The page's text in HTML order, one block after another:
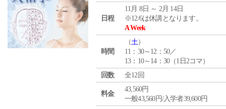
日程
11月 8日 ～ 2月 14日
※12/6は休講となります。
A Week
時間
（土）
11：30～12：50／
13：10～14：30（1日2コマ）
回数
全12回
料金
43,560円
一般43,560円/入学者39,600円